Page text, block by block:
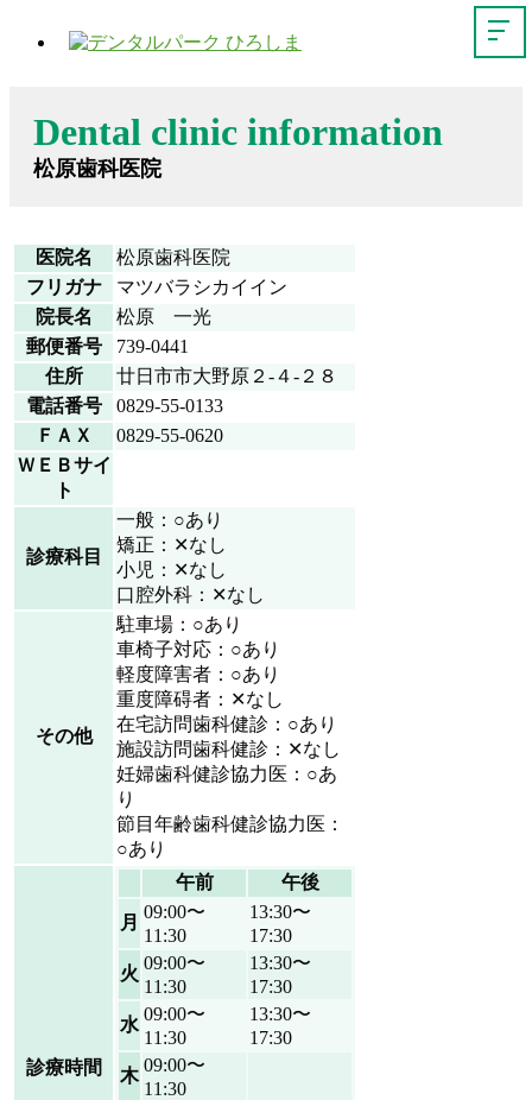
Dental clinic information
松原歯科医院
医院名
松原歯科医院
フリガナ
マツバラシカイイン
院長名
松原 一光
郵便番号
739-0441
住所
廿日市市大野原２-４-２８
電話番号
0829-55-0133
ＦＡＸ
0829-55-0620
ＷＥＢサイ
ト
診療科目
一般：○あり
矯正：✕なし
小児：✕なし
口腔外科：✕なし
その他
駐車場：○あり
車椅子対応：○あり
軽度障害者：○あり
重度障碍者：✕なし
在宅訪問歯科健診：○あり
施設訪問歯科健診：✕なし
妊婦歯科健診協力医：○あ
り
節目年齢歯科健診協力医：
○あり
診療時間
午前
午後
月
09:00〜
11:30
13:30〜
17:30
火
09:00〜
11:30
13:30〜
17:30
水
09:00〜
11:30
13:30〜
17:30
木
09:00〜
11:30